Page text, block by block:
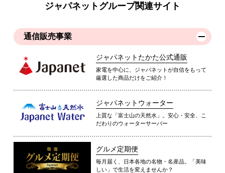
ジャパネットグループ関連サイト
通信販売事業
ジャパネットたかた公式通販
家電を中心に、ジャパネットが自信をもって
厳選した商品だけをご紹介！
ジャパネットウォーター
上質な「富士山の天然水」。安心・安全、こ
だわりのウォーターサーバー
グルメ定期便
毎月届く、日本各地の名物・名産品。「美味
しい」で生活を変えませんか？